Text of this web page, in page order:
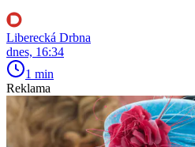
Liberecká Drbna
dnes, 16:34
1 min
Reklama